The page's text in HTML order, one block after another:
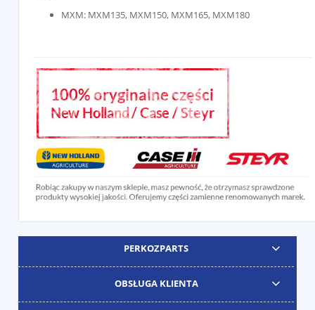
MXM: MXM135, MXM150, MXM165, MXM180
PERKOZPARTS
OBSŁUGA KLIENTA